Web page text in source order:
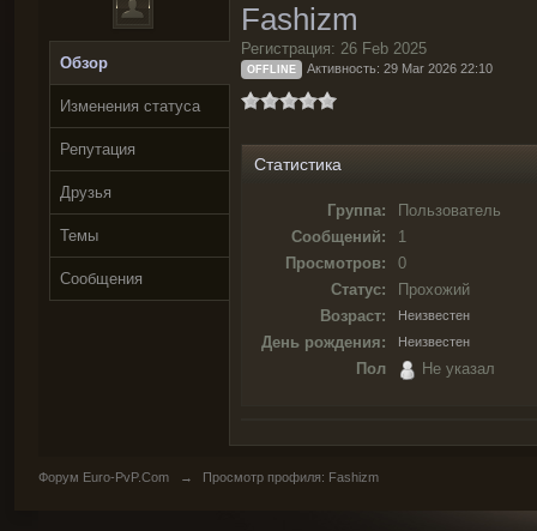
Обзор
Изменения статуса
Репутация
Друзья
Темы
Сообщения
Fashizm
Регистрация: 26 Feb 2025
OFFLINE Активность: 29 Mar 2026 22:10
Статистика
Группа:
Пользователь
Сообщений:
1
Просмотров:
0
Статус:
Прохожий
Возраст:
Неизвестен
День рождения: Неизвестен
Пол Не указал
Форум Euro-PvP.Com → Просмотр профиля: Fashizm